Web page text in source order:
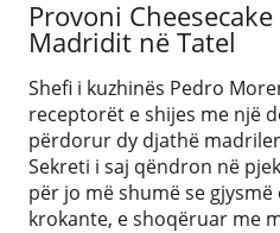
Provoni
Madridit në Tatel
Shefi i kuzhinës Pedro
receptorët e shijes me një
përdorur dy djathë
Sekreti i saj qëndron në
për jo më shumë se gjysmë
krokante, e shoqëruar me